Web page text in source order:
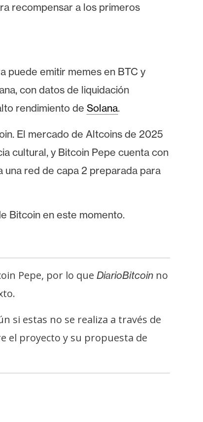
recompensar a los primeros
puede emitir memes en BTC y
con datos de liquidación
rendimiento de Solana.
El mercado de Altcoins de 2025
cultural, y Bitcoin Pepe cuenta con
red de capa 2 preparada para
Bitcoin en este momento.
Pepe, por lo que DiarioBitcoin no
si estas no se realiza a través de
el proyecto y su propuesta de